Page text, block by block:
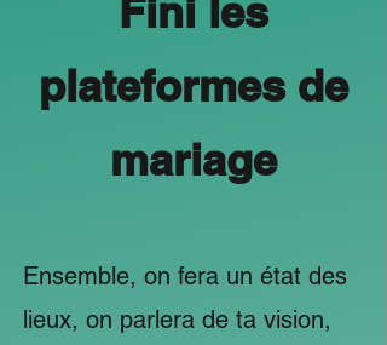
Fini les
plateformes de
mariage
​​Ensemble, on fera un état des
lieux, on parlera de ta vision,